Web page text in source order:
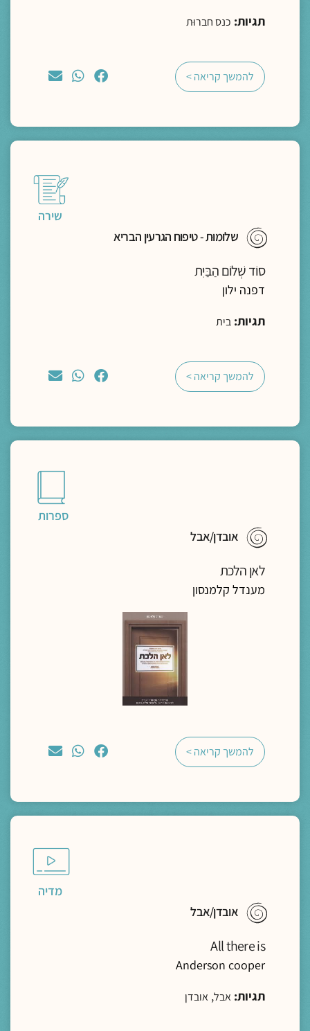
תגיות: כנס חברוּת
להמשך קריאה >
שירה
שלומוּת - טיפוח הגרעין הבריא
סוֹד שְׁלוֹם הַבַּיִת
דפנה ילון
תגיות: בית
להמשך קריאה >
ספרות
אובדן/אבל
לאן הלכת
מענדל קלמנסון
להמשך קריאה >
מדיה
אובדן/אבל
All there is
Anderson cooper
תגיות: אבל, אובדן